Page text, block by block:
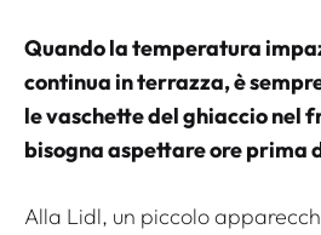
Quando la temperatura
continua in terrazza, è
le vaschette del ghiaccio nel
bisogna aspettare ore prima
Alla Lidl, un piccolo